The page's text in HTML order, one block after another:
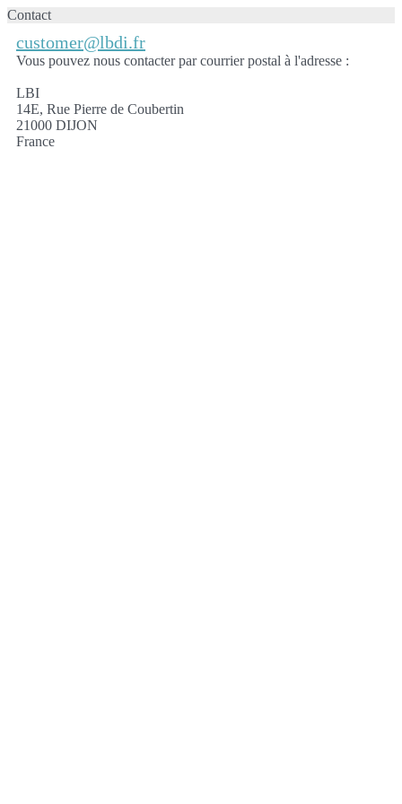
Contact
customer@lbdi.fr
Vous pouvez nous contacter par courrier postal à l'adresse :
LBI
14E, Rue Pierre de Coubertin
21000 DIJON
France